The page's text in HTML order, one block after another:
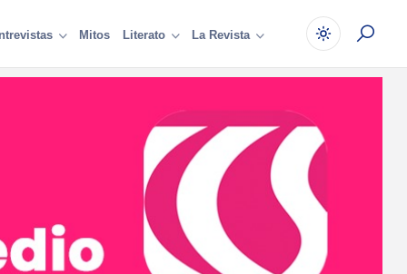
Mitos Literato La Revista